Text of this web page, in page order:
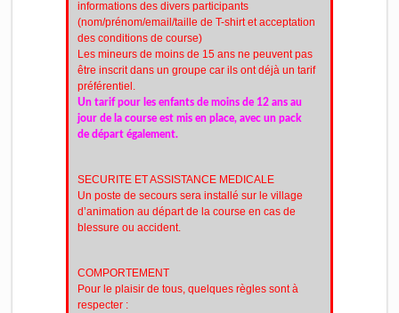
informations des divers participants
(nom/prénom/email/taille de T-shirt et acceptation
des conditions de course)
Les mineurs de moins de 15 ans ne peuvent pas
être inscrit dans un groupe car ils ont déjà un tarif
préférentiel.
Un tarif pour les enfants de moins de 12 ans au
jour de la course est mis en place, avec un pack
de départ également.
SECURITE ET ASSISTANCE MEDICALE
Un poste de secours sera installé sur le village
d’animation au départ de la course en cas de
blessure ou accident.
COMPORTEMENT
Pour le plaisir de tous, quelques règles sont à
respecter :